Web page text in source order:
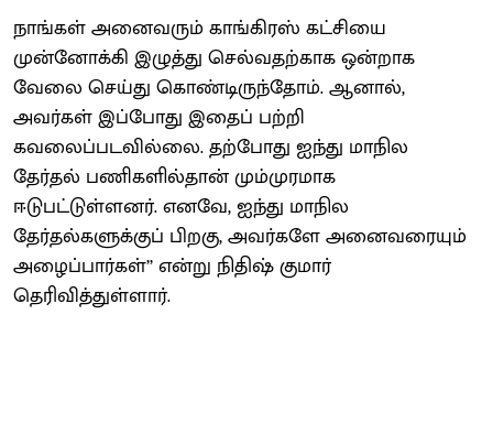
நாங்கள் அனைவரும் காங்கிரஸ் கட்சியை
முன்னோக்கி இழுத்து செல்வதற்காக ஒன்றாக
வேலை செய்து கொண்டிருந்தோம். ஆனால்,
அவர்கள் இப்போது இதைப் பற்றி
கவலைப்படவில்லை. தற்போது ஐந்து மாநில
தேர்தல் பணிகளில்தான் மும்முரமாக
ஈடுபட்டுள்ளனர். எனவே, ஐந்து மாநில
தேர்தல்களுக்குப் பிறகு, அவர்களே அனைவரையும்
அழைப்பார்கள்’’ என்று நிதிஷ் குமார்
தெரிவித்துள்ளார்.